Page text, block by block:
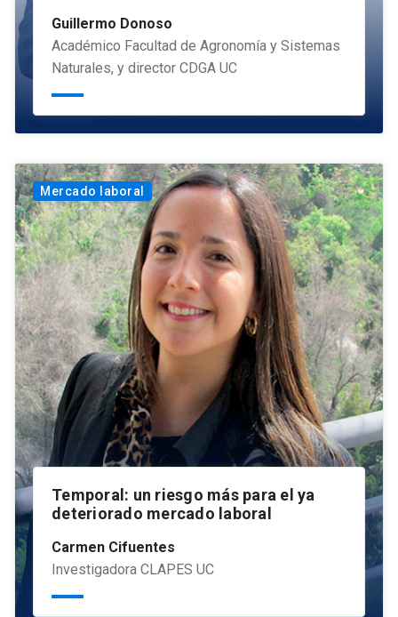
Guillermo Donoso
Académico Facultad de Agronomía y Sistemas
Naturales, y director CDGA UC
Mercado laboral
Temporal: un riesgo más para el ya
deteriorado mercado laboral
Carmen Cifuentes
Investigadora CLAPES UC